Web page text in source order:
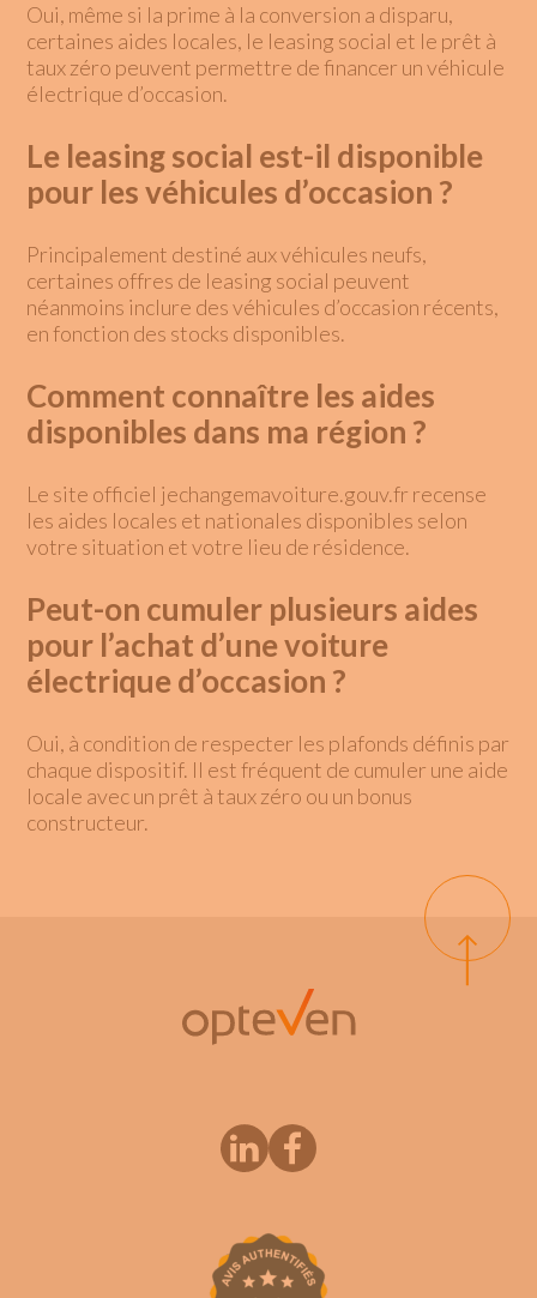
Oui, même si la prime à la conversion a disparu,
certaines aides locales, le leasing social et le prêt à
taux zéro peuvent permettre de financer un véhicule
électrique d’occasion.
Le leasing social est-il disponible
pour les véhicules d’occasion ?
Principalement destiné aux véhicules neufs,
certaines offres de leasing social peuvent
néanmoins inclure des véhicules d’occasion récents,
en fonction des stocks disponibles.
Comment connaître les aides
disponibles dans ma région ?
Le site officiel jechangemavoiture.gouv.fr recense
les aides locales et nationales disponibles selon
votre situation et votre lieu de résidence.
Peut-on cumuler plusieurs aides
pour l’achat d’une voiture
électrique d’occasion ?
Oui, à condition de respecter les plafonds définis par
chaque dispositif. Il est fréquent de cumuler une aide
locale avec un prêt à taux zéro ou un bonus
constructeur.